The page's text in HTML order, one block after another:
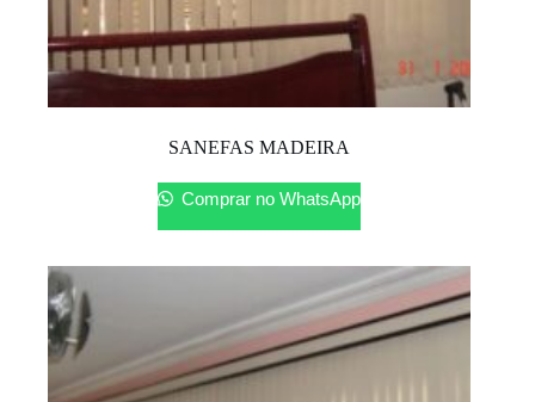
SANEFAS MADEIRA
Comprar no WhatsApp